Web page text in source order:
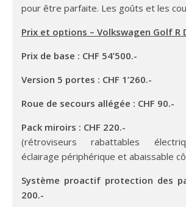
pour être parfaite. Les goûts et les
Prix et options – Volkswagen Golf R
Prix de base : CHF 54’500.-
Version 5 portes : CHF 1’260.-
Roue de secours allégée : CHF 90.-
Pack miroirs : CHF 220.-
(rétroviseurs rabattables
éclairage périphérique et abaissable
Système proactif protection des
200.-